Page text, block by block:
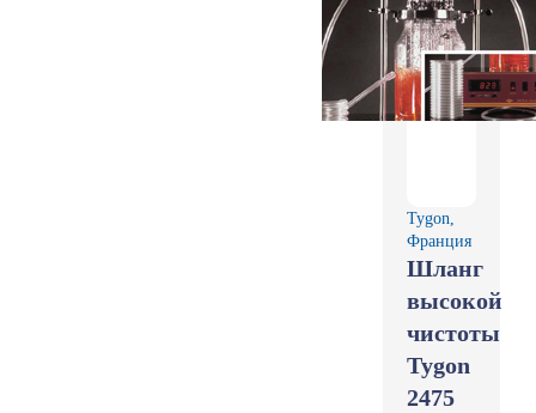
Tygon,
Франция
Шланг
высокой
чистоты
Tygon
2475